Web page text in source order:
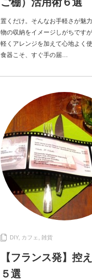
置くだけ。そんなお手軽さが魅
物の収納をイメージしがちです
軽くアレンジを加えて心地よく
食器こそ、すぐ手の届…
DIY, カフェ 雑貨
【フランス発】控
５選